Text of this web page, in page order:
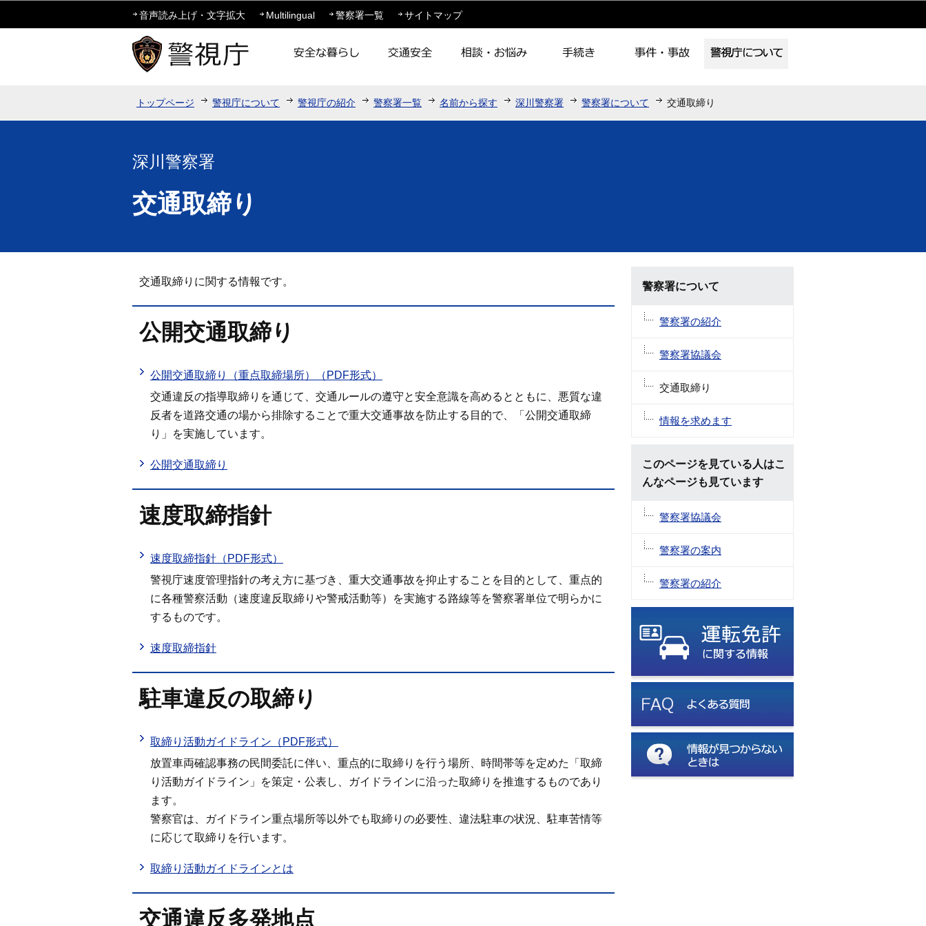
このページの本文へ移動
音声読み上げ・文字拡大 Multilingual 警察署一覧 サイトマップ
トップページ 警視庁について 警視庁の紹介 警察署一覧 名前から探す 深川警察署 警察署について 交通取締り
深川警察署
交通取締り
交通取締りに関する情報です。
公開交通取締り
公開交通取締り（重点取締場所）（PDF形式）
交通違反の指導取締りを通じて、交通ルールの遵守と安全意識を高めるとともに、悪質な違
反者を道路交通の場から排除することで重大交通事故を防止する目的で、「公開交通取締
り」を実施しています。
公開交通取締り
速度取締指針
速度取締指針（PDF形式）
警視庁速度管理指針の考え方に基づき、重大交通事故を抑止することを目的として、重点的
に各種警察活動（速度違反取締りや警戒活動等）を実施する路線等を警察署単位で明らかに
するものです。
速度取締指針
駐車違反の取締り
取締り活動ガイドライン（PDF形式）
放置車両確認事務の民間委託に伴い、重点的に取締りを行う場所、時間帯等を定めた「取締
り活動ガイドライン」を策定・公表し、ガイドラインに沿った取締りを推進するものであり
ます。
警察官は、ガイドライン重点場所等以外でも取締りの必要性、違法駐車の状況、駐車苦情等
に応じて取締りを行います。
取締り活動ガイドラインとは
交通違反多発地点
警察署について
警察署の紹介
警察署協議会
交通取締り
情報を求めます
このページを見ている人はこ
んなページも見ています
警察署協議会
警察署の案内
警察署の紹介